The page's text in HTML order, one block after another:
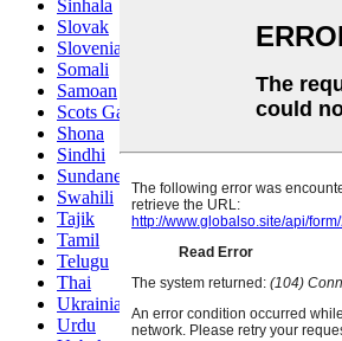
Sinhala
Slovak
Slovenian
Somali
Samoan
Scots Gaelic
Shona
Sindhi
Sundanese
Swahili
Tajik
Tamil
Telugu
Thai
Ukrainian
Urdu